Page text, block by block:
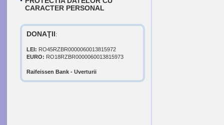
CARACTER PERSONAL
DONAŢII:
LEI: RO45RZBR0000060013815972
EURO: RO18RZBR0000060013815973
Raifeissen Bank - Uverturii